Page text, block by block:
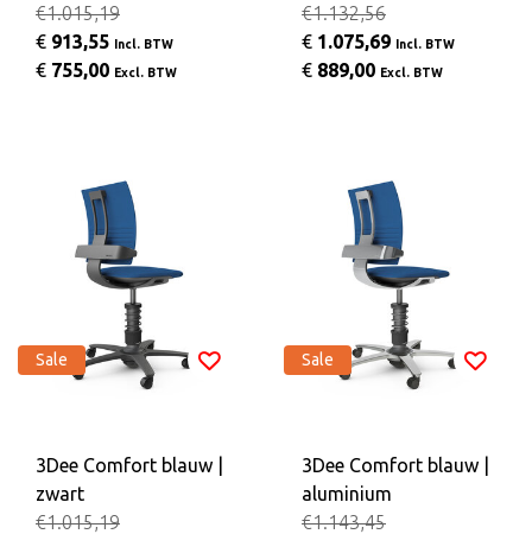
€1.015,19
€ 913,55 Incl. BTW
€ 755,00 Excl. BTW
€1.132,56
€ 1.075,69 Incl. BTW
€ 889,00 Excl. BTW
Sale
3Dee Comfort blauw |
zwart
€1.015,19
Sale
3Dee Comfort blauw |
aluminium
€1.143,45